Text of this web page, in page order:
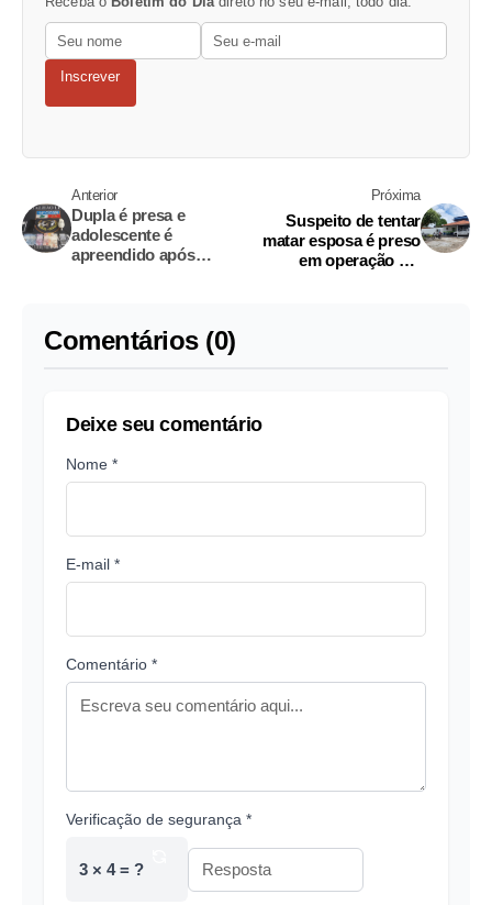
Inscrever
Anterior
Dupla é presa e
adolescente é
apreendido após
Próxima
Suspeito de tentar
matar esposa é preso
em operação em
Comentários (0)
Deixe seu comentário
Nome *
E-mail *
Comentário *
Verificação de segurança *
3 × 4 = ?